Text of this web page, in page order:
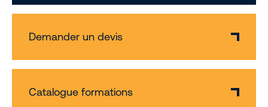
Demander un devis
Catalogue formations